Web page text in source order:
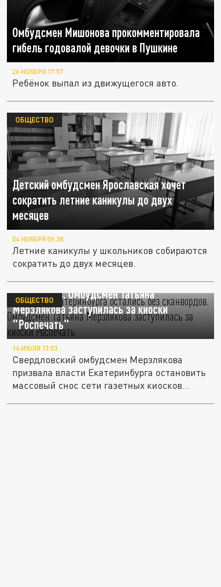
Омбудсмен Мишонова прокомментировала
гибель годовалой девочки в Пушкине
26 НОЯБРЯ 17:57
Ребёнок выпал из движущегося авто.
Детский омбудсмен Ярославская хочет
сократить летние каникулы до двух
месяцев
ОБЩЕСТВО
04 НОЯБРЯ 09:38
Летние каникулы у школьников собираются
сократить до двух месяцев.
Бабушки Екатеринбурга остались без
сканвордов. Омбудсмен Татьяна
Мерзлякова заступилась за киоски
"Роспечать"
ОБЩЕСТВО
14 ИЮЛЯ 17:53
Свердловский омбудсмен Мерзлякова
призвала власти Екатеринбурга остановить
массовый снос сети газетных киосков...